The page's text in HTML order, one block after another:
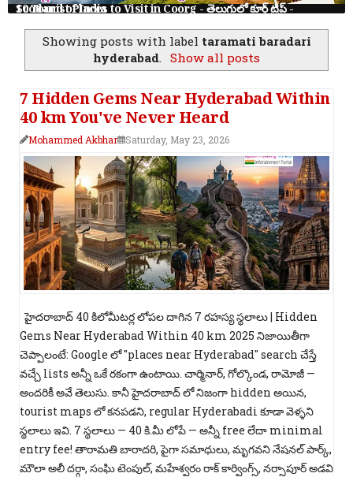
10 Tourist Places to Visit in Coorg - తెలుగులో కూర్గ్ ట్రిప్ - Scotland of India
Showing posts with label taramati baradari
hyderabad. Show all posts
7 Hidden Gems Near Hyderabad Within
40 km You've Never Heard
Mohammed Akbhar Saturday, May 23, 2026
హైదరాబాద్ 40 కిలోమీటర్ల లోపల దాగిన 7 రహస్య స్థలాలు | Hidden
Gems Near Hyderabad Within 40 km 2025 నిజాయితీగా
చెప్పాలంటే: Google లో "places near Hyderabad" search చేస్తే
వచ్చే lists అన్నీ ఒకే రకంగా ఉంటాయి. చార్మినార్, గోల్కొండ, రామోజీ —
అందరికీ అవే తెలుసు. కానీ హైదరాబాద్ లో నిజంగా hidden అయిన,
tourist maps లో కనపడని, regular Hyderabadi కూడా వెళ్ళని
స్థలాలు ఇవి. 7 స్థలాలు — 40 కి.మీ లోపే — అన్నీ free లేదా minimal
entry fee! తారామతి బారాదరి, పైగా సమాధులు, మృగవని నేషనల్ పార్క్,
మౌలా అలీ దర్గా, సంఘి టెంపుల్, మహేశ్వరం రాక్ కార్వింగ్స్, నర్సాపూర్ అడవి